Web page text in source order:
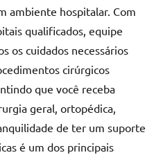
ambiente hospitalar. Com
qualificados, equipe
os cuidados necessários
cirúrgicos
que você receba
geral, ortopédica,
de ter um suporte
é um dos principais